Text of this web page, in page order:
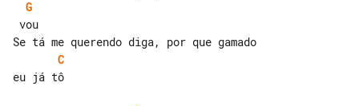
G
C
eu já tô